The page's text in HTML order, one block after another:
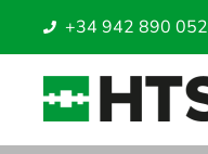
+34 942 890 052